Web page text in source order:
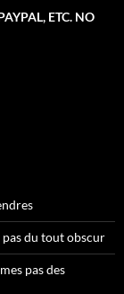
ETC. NO
pas du tout obscur
pas des